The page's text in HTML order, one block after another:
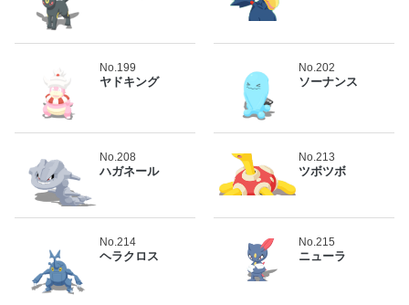
No.199
ヤドキング
No.202
ソーナンス
No.208
ハガネール
No.213
ツボツボ
No.214
ヘラクロス
No.215
ニューラ